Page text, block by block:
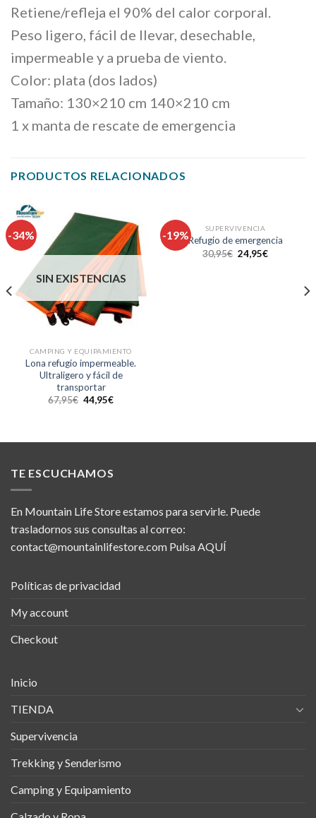
Retiene/refleja el 90% del calor corporal.
Peso ligero, fácil de llevar, desechable,
impermeable y a prueba de viento.
Color: plata (dos lados)
Tamaño: 130×210 cm 140×210 cm
1 x manta de rescate de emergencia
PRODUCTOS RELACIONADOS
-34%
SIN EXISTENCIAS
CAMPING Y EQUIPAMIENTO
Lona refugio impermeable.
Ultraligero y fácil de
transportar
67,95€ 44,95€
-19%SIN EXISTENCIAS
SUPERVIVENCIA
Refugio de emergencia
30,95€ 24,95€
TE ESCUCHAMOS
En Mountain Life Store estamos para servirle. Puede
trasladornos sus consultas al correo:
contact@mountainlifestore.com Pulsa AQUÍ
Políticas de privacidad
My account
Checkout
Inicio
TIENDA
Supervivencia
Trekking y Senderismo
Camping y Equipamiento